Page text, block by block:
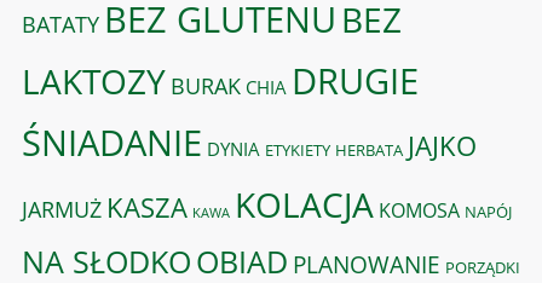
BATATY BEZ GLUTENU BEZ
LAKTOZY BURAK CHIA DRUGIE
ŚNIADANIE DYNIA ETYKIETY HERBATA JAJKO
JARMUŻ KASZA KAWA KOLACJA KOMOSA NAPÓJ
NA SŁODKOOBIAD PLANOWANIE PORZĄDKI